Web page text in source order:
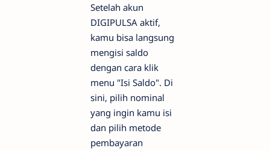
Setelah akun
DIGIPULSA aktif,
kamu bisa langsung
mengisi saldo
dengan cara klik
menu "Isi Saldo". Di
sini, pilih nominal
yang ingin kamu isi
dan pilih metode
pembayaran